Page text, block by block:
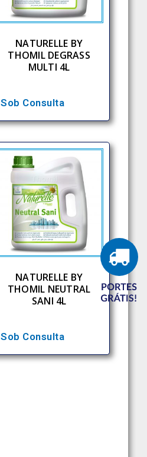
NATURELLE BY
THOMIL DEGRASS
MULTI 4L
Sob Consulta
NATURELLE BY
THOMIL NEUTRAL
SANI 4L
Sob Consulta